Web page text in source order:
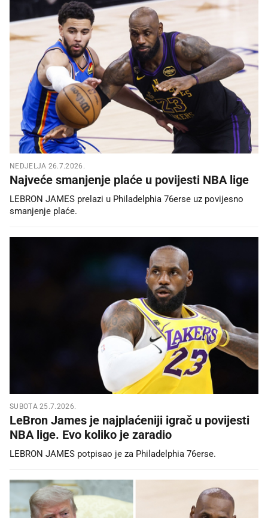
NEDJELJA 26.7.2026.
Najveće smanjenje plaće u povijesti NBA lige
LEBRON JAMES prelazi u Philadelphia 76erse uz povijesno
smanjenje plaće.
SUBOTA 25.7.2026.
LeBron James je najplaćeniji igrač u povijesti
NBA lige. Evo koliko je zaradio
LEBRON JAMES potpisao je za Philadelphia 76erse.